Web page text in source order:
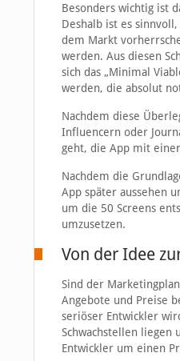
Besonders wichtig ist
Deshalb ist es
dem Markt
werden. Aus diesen
sich das „Minimal
werden, die absolut
Nachdem diese
Influencern oder
geht, die App mit
Nachdem die
App später aussehen
um die 50 Screens
umzusetzen.
Von der Idee
Sind der
Angebote und Preise
seriöser Entwickler
Schwachstellen liegen
Entwickler um einen